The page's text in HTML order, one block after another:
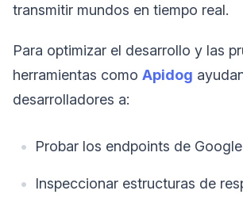
transmitir mundos en tiempo real.
Para optimizar el desarrollo y las
herramientas como Apidog
desarrolladores a:
Probar los endpoints de
Inspeccionar estructuras de